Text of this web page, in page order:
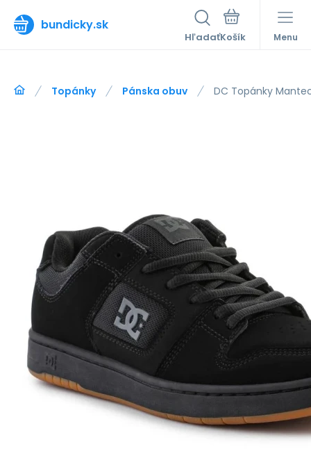
bundicky.sk
Hľadať Menu
Topánky Pánska obuv DC Topánky